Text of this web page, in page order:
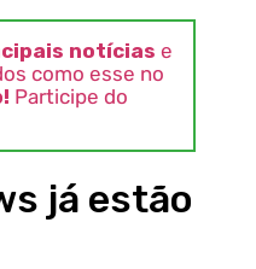
notícias e
como esse no
Participe do
já estão